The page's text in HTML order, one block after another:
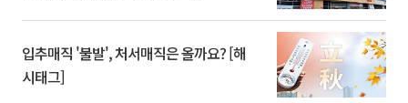
입추매직 '불발', 처서매직은 올까요? [해
시태그]